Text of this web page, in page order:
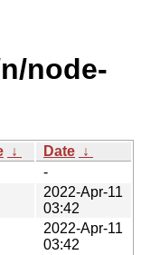
node-
↓ Date ↓
-
2022-Apr-11
03:42
2022-Apr-11
03:42